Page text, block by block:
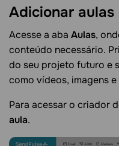
Adicionar aulas
Acesse a aba Aulas,
conteúdo necessário.
do seu projeto futuro e
como vídeos, imagens
Para acessar o criador
aula.